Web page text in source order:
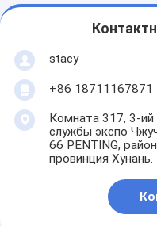
stacy
+86 18711167871
Комната 317, 3-ий
службы экспо
66 PENTING,
провинция Хунань.